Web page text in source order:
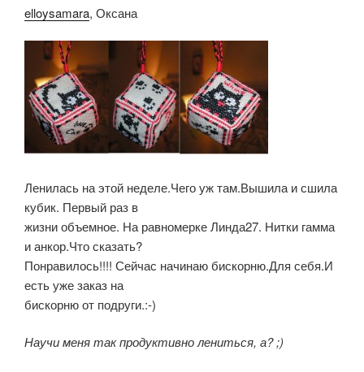
elloysamara, Оксана
Ленилась на этой неделе.Чего уж там.Вышила и сшила
кубик. Первый раз в
жизни объемное. На равномерке Линда27. Нитки гамма
и анкор.Что сказать?
Понравилось!!!! Сейчас начинаю бискорню.Для себя.И
есть уже заказ на
бискорню от подруги.:-)
Научи меня так продуктивно лениться, а? ;)